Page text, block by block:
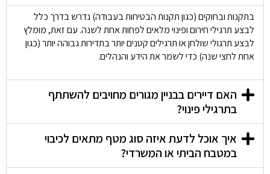
בתקנות ובחוקים (כגון תקנות הבטיחות בעבודה) נדרש בדרך כלל
לבצע תרגילי חירום ופינוי מלאים לפחות אחת לשנה. עם זאת, מומלץ
לבצע תרגולי שולחן או תרגילים קטנים יותר בתדירות גבוהה יותר (כגון
אחת לחצי שנה) כדי לשמר את הידע והנהלים.
האם דיירים בבניין מגורים מחויבים להשתתף
בתרגילי פינוי?
איך אוכל לדעת איזה סוג מטף מתאים לכיבוי
במטבח הביתי או המשרדי?